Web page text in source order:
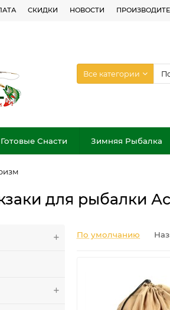
СКИДКИ НОВОСТИ
Все категории
Готовые Снасти Зимняя Рыбалка
для рыбалки
По умолчанию